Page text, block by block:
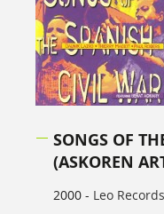
SONGS OF
(ASKOREN
2000 - Leo Records